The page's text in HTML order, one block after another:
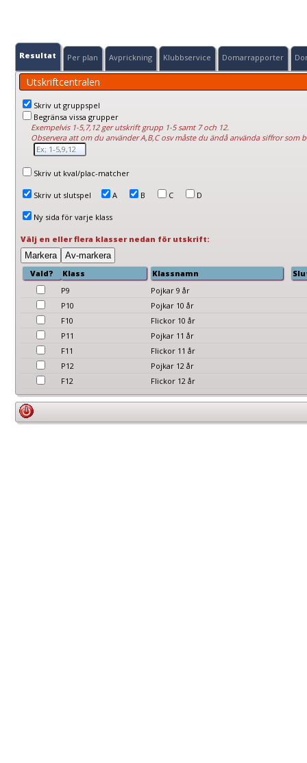
Resultat Per plan Avprickning Klubbservice Domarrapporter
Utskriftcentralen
Skriv ut gruppspel
Begränsa vissa grupper
Exempelvis 1-5,7,12 ger utskrift grupp 1-5 samt 7 och 12.
Observera att om du använder A,B,C osv måste du ändå använda siffror som
Skriv ut kval/plac-matcher
Skriv ut slutspel A B C D
Ny sida för varje klass
Välj en eller flera klasser nedan för utskrift:
Vald? Klass Klassnamn
P9
Pojkar 9 år
P10
Pojkar 10 år
F10
Flickor 10 år
P11
Pojkar 11 år
F11
Flickor 11 år
P12
Pojkar 12 år
F12
Flickor 12 år